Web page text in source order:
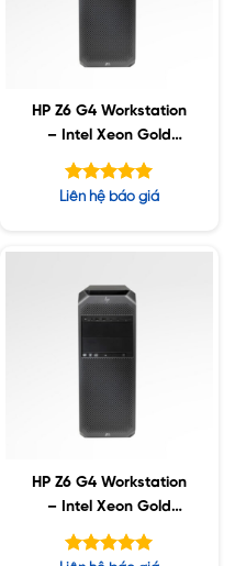
HP Z6 G4 Workstation
– Intel Xeon Gold
6230R / 192GB ECC /
2TB SSD / 8TB SATA /
Nvidia A6000 48GB
Được xếp
Liên hệ báo giá
HP Z6 G4 Workstation
– Intel Xeon Gold
6230R / 192GB ECC /
2TB SSD / 8TB SATA /